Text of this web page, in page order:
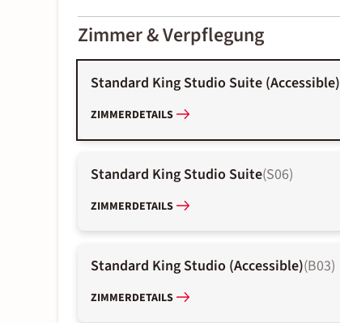
01-02
Zimmer & Verpflegung
Standard King Studio Suite (Accessible)
ZIMMERDETAILS
Standard King Studio Suite(S06)
ZIMMERDETAILS
Standard King Studio (Accessible)(B03)
ZIMMERDETAILS